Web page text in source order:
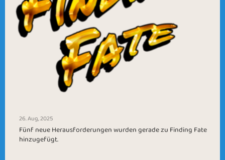
26. Aug, 2025
Fünf neue Herausforderungen wurden gerade zu Finding Fate
hinzugefügt.